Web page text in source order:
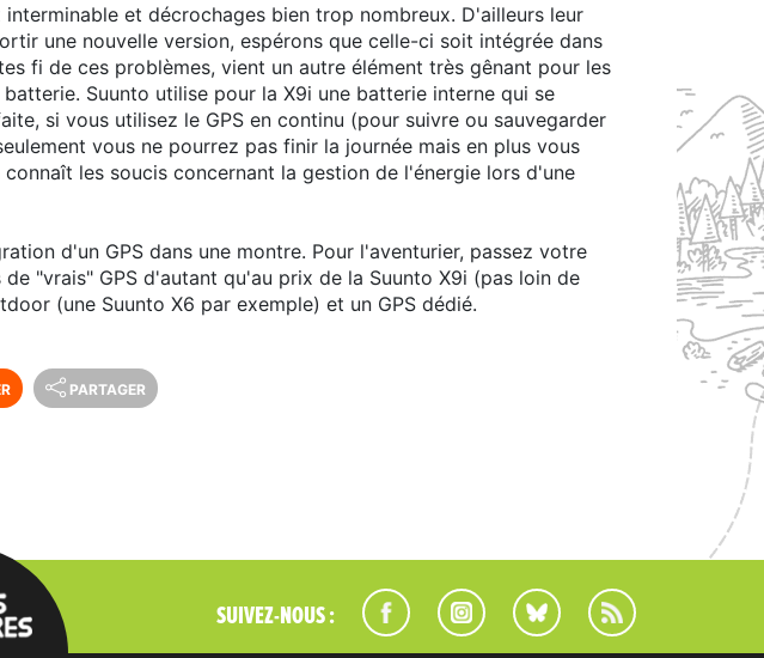
et décrochages bien trop nombreux. D'ailleurs leur
une nouvelle version, espérons que celle-ci soit intégrée dans
fi de ces problèmes, vient un autre élément très gênant pour les
Suunto utilise pour la X9i une batterie interne qui se
si vous utilisez le GPS en continu (pour suivre ou sauvegarder
vous ne pourrez pas finir la journée mais en plus vous
les soucis concernant la gestion de l'énergie lors d'une
d'un GPS dans une montre. Pour l'aventurier, passez votre
"vrais" GPS d'autant qu'au prix de la Suunto X9i (pas loin de
(une Suunto X6 par exemple) et un GPS dédié.
PARTAGER
SUIVEZ-NOUS :